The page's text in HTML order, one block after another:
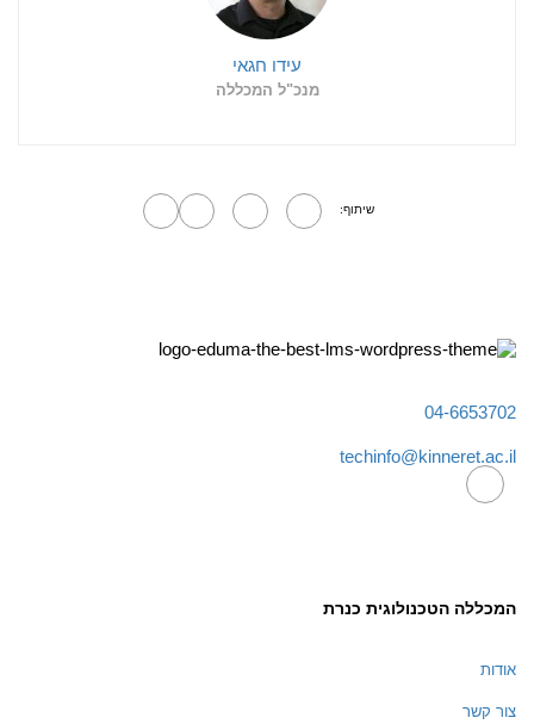
עידו חגאי
מנכ"ל המכללה
שיתוף:
04-6653702
techinfo@kinneret.ac.il
המכללה הטכנולוגית כנרת
אודות
צור קשר